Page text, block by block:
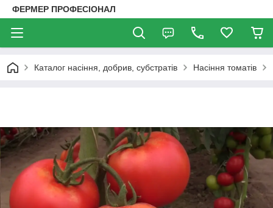
ФЕРМЕР ПРОФЕСІОНАЛ
Каталог насіння, добрив, субстратів Насіння томатів